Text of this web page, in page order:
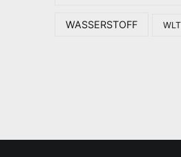
WASSERSTOFF